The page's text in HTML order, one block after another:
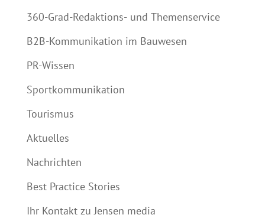
360-Grad-Redaktions- und Themenservice
B2B-Kommunikation im Bauwesen
PR-Wissen
Sportkommunikation
Tourismus
Aktuelles
Nachrichten
Best Practice Stories
Ihr Kontakt zu Jensen media